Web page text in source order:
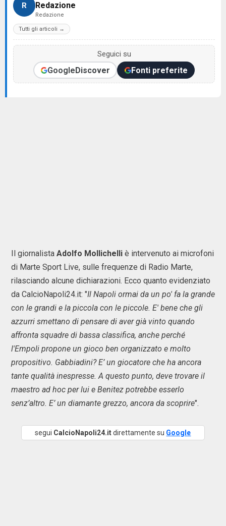
R Redazione
Redazione
Tutti gli articoli →
Seguici su
GoogleDiscover Fonti preferite
Il giornalista Adolfo Mollichelli è intervenuto ai microfoni
di Marte Sport Live, sulle frequenze di Radio Marte,
rilasciando alcune dichiarazioni. Ecco quanto evidenziato
da CalcioNapoli24.it: "Il Napoli ormai da un po' fa la grande
con le grandi e la piccola con le piccole. E' bene che gli
azzurri smettano di pensare di aver già vinto quando
affronta squadre di bassa classifica, anche perché
l'Empoli propone un gioco ben organizzato e molto
propositivo. Gabbiadini? E’ un giocatore che ha ancora
tante qualità inespresse. A questo punto, deve trovare il
maestro ad hoc per lui e Benitez potrebbe esserlo
senz’altro. E’ un diamante grezzo, ancora da scoprire".
segui CalcioNapoli24.itdirettamente su Google